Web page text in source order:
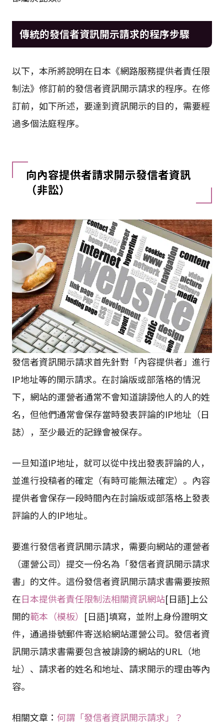
傳統的發信者資訊開示請求的程序步驟
以下，本所將說明在日本《網路服務提供者責任限
制法》修訂前的發信者資訊開示請求的程序。在修
訂前，如下所述，要達到資訊開示的目的，需要經
過多個法庭程序。
向內容提供者請求開示發信者資訊
（非訟）
發信者資訊開示請求首先針對「內容提供者」進行
IP地址等的開示請求。在討論版或部落格的情況
下，網站的運營者通常不會知道誹謗他人的人的姓
名，但他們通常會保存當時發表評論的IP地址（日
誌），至少最近的記錄會被保存。
一旦知道IP地址，就可以從中找出發表評論的人，
並進行投稿者的確定（有時可能無法確定）。內容
提供者會保存一段時間內在討論版或部落格上發表
評論的人的IP地址。
要進行發信者資訊開示請求，需要向網站的運營者
（運營公司）提交一份名為「發信者資訊開示請求
書」的文件。這份發信者資訊開示請求書需要按照
在日本提供者責任限制法相關資訊網站[日語]上公
開的範本（模板） [日語]填寫，並附上身份證明文
件，通過掛號郵件寄送給網站運營公司。發信者資
訊開示請求書需要包含被誹謗的網站的URL（地
址）、請求者的姓名和地址、請求開示的理由等內
容。
相關文章： 何謂「發信者資訊開示請求」？